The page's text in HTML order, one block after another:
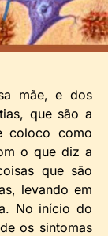
mãe, e dos
que são a
coloco como
o que diz a
que são
levando em
No início do
os sintomas